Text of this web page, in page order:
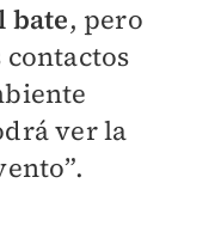
bate, pero
ver la